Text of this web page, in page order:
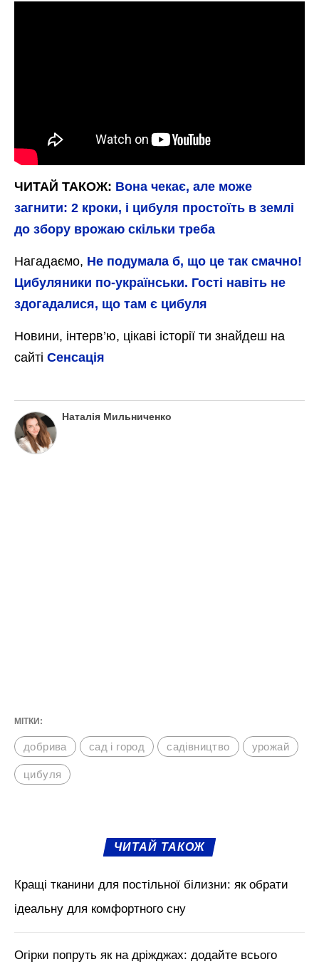
ЧИТАЙ ТАКОЖ: Вона чекає, але може
загнити: 2 кроки, і цибуля простоїть в землі
до збору врожаю скільки треба
Нагадаємо, Не подумала б, що це так смачно!
Цибуляники по-українськи. Гості навіть не
здогадалися, що там є цибуля
Новини, інтерв’ю, цікаві історії ти знайдеш на
сайті Сенсація
Наталія Мильниченко
МІТКИ:
добрива сад і город садівництво урожай
цибуля
ЧИТАЙ ТАКОЖ
Кращі тканини для постільної білизни: як обрати
ідеальну для комфортного сну
Огірки попруть як на дріжджах: додайте всього